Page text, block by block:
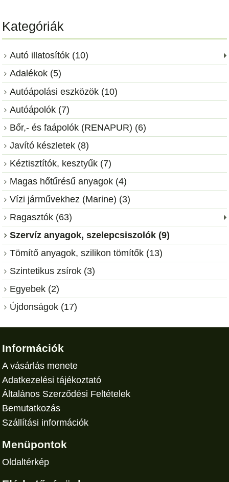
Kategóriák
Autó illatosítók (10)
Adalékok (5)
Autóápolási eszközök (10)
Autóápolók (7)
Bőr,- és faápolók (RENAPUR) (6)
Javító készletek (8)
Kéztisztítók, kesztyűk (7)
Magas hőtűrésű anyagok (4)
Vízi járművekhez (Marine) (3)
Ragasztók (63)
Szervíz anyagok, szelepcsiszolók (9)
Tömítő anyagok, szilikon tömítők (13)
Szintetikus zsírok (3)
Egyebek (2)
Újdonságok (17)
Információk
A vásárlás menete
Adatkezelési tájékoztató
Általános Szerződési Feltételek
Bemutatkozás
Szállítási információk
Menüpontok
Oldaltérkép